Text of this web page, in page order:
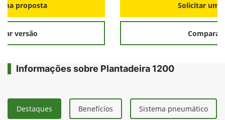
proposta
versão
Solicitar
Comparar
Informações sobre Plantadeira 1200
Destaques Benefícios Sistema pneumático